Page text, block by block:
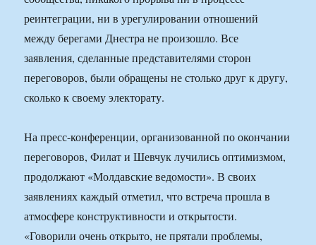
реинтеграции, ни в урегулировании отношений
между берегами Днестра не произошло. Все
заявления, сделанные представителями сторон
переговоров, были обращены не столько друг к другу,
сколько к своему электорату.
На пресс-конференции, организованной по окончании
переговоров, Филат и Шевчук лучились оптимизмом,
продолжают «Молдавские ведомости». В своих
заявлениях каждый отметил, что встреча прошла в
атмосфере конструктивности и открытости.
«Говорили очень открыто, не прятали проблемы,